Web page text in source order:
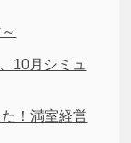
10月シミュ
！満室経営